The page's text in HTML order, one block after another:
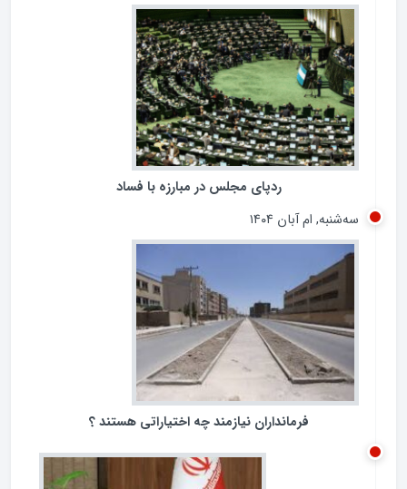
ردپای مجلس در مبارزه با فساد
سه‌شنبه, ام آبان ۱۴۰۴
فرمانداران نیازمند چه اختیاراتی هستند ؟